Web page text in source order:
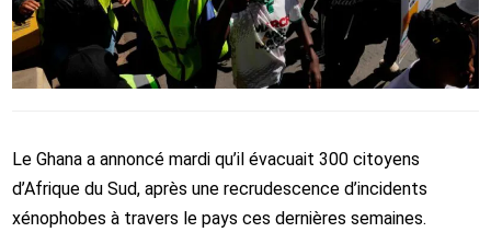
Le Ghana a annoncé mardi qu’il évacuait 300 citoyens
d’Afrique du Sud, après une recrudescence d’incidents
xénophobes à travers le pays ces dernières semaines.